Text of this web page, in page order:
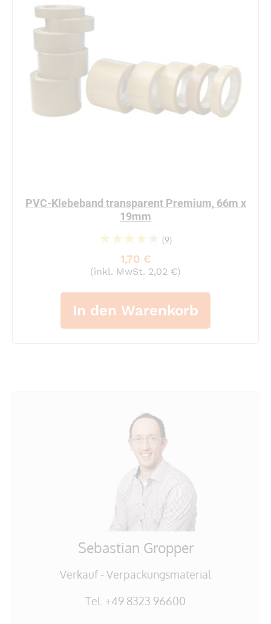
PVC-Klebeband transparent Premium, 66m x
19mm
92%
(9)
1,70 €
(inkl. MwSt. 2,02 €)
In den Warenkorb
Sebastian Gropper
Verkauf - Verpackungsmaterial
Tel. +49 8323 96600